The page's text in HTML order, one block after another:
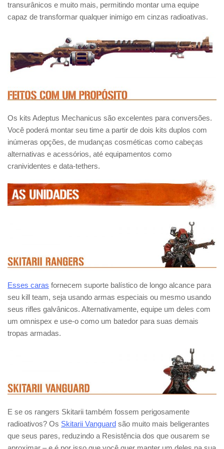
transurânicos e muito mais, permitindo montar uma equipe
capaz de transformar qualquer inimigo em cinzas radioativas.
Os kits Adeptus Mechanicus são excelentes para conversões.
Você poderá montar seu time a partir de dois kits duplos com
inúmeras opções, de mudanças cosméticas como cabeças
alternativas e acessórios, até equipamentos como
cranividentes e data-tethers.
Esses caras fornecem suporte balístico de longo alcance para
seu kill team, seja usando armas especiais ou mesmo usando
seus rifles galvânicos. Alternativamente, equipe um deles com
um omnispex e use-o como um batedor para suas demais
tropas armadas.
E se os rangers Skitarii também fossem perigosamente
radioativos? Os Skitarii Vanguard são muito mais beligerantes
que seus pares, reduzindo a Resistência dos que ousarem se